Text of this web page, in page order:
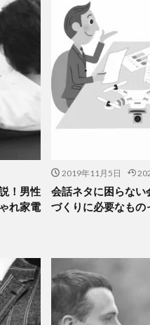
！男性
れ家電
2019年11月5日
会話ネタに困らない
づくりに必要なもの